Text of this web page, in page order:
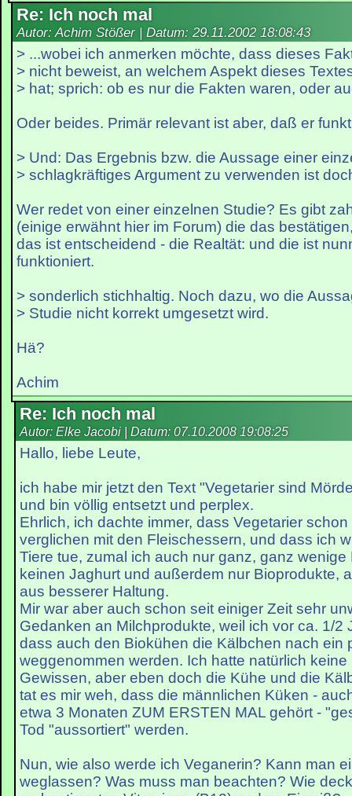
Re: Ich noch mal
Autor: Achim Stößer | Datum: 29.11.2002 18:08:43
> ...wobei ich anmerken möchte, dass dieses
> nicht beweist, an welchem Aspekt dieses
> hat; sprich: ob es nur die Fakten waren, oder
Oder beides. Primär relevant ist aber, daß er
> Und: Das Ergebnis bzw. die Aussage einer
> schlagkräftiges Argument zu verwenden ist
Wer redet von einer einzelnen Studie? Es gibt
(einige erwähnt hier im Forum) die das
das ist entscheidend - die Realtät: und die ist
funktioniert.
> sonderlich stichhaltig. Noch dazu, wo die
> Studie nicht korrekt umgesetzt wird.
Hä?
Achim
Re: Ich noch mal
Autor: Elke Jacobi | Datum: 07.10.2008 19:08:25
Hallo, liebe Leute,
ich habe mir jetzt den Text "Vegetarier sind
und bin völlig entsetzt und perplex.
Ehrlich, ich dachte immer, dass Vegetarier
verglichen mit den Fleischessern, und dass ich
Tiere tue, zumal ich auch nur ganz, ganz wenige
keinen Jaghurt und außerdem nur Bioprodukte,
aus besserer Haltung.
Mir war aber auch schon seit einiger Zeit sehr
Gedanken an Milchprodukte, weil ich vor ca. 1/2
dass auch den Biokühen die Kälbchen nach ein
weggenommen werden. Ich hatte natürlich
Gewissen, aber eben doch die Kühe und die
tat es mir weh, dass die männlichen Küken -
etwa 3 Monaten ZUM ERSTEN MAL gehört -
Tod "aussortiert" werden.
Nun, wie also werde ich Veganerin? Kann man
weglassen? Was muss man beachten? Wie